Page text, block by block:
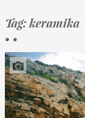
Tag: keramika
• •